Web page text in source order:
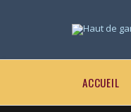
ACCUEIL